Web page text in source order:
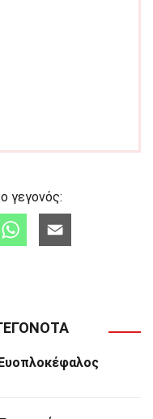
γεγονός: